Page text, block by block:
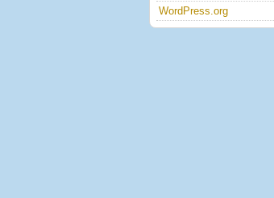
WordPress.org